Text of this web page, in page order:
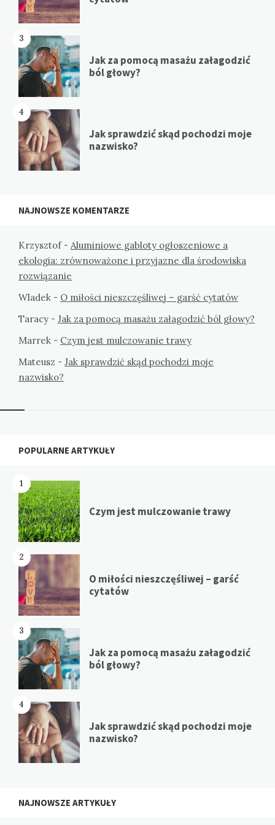
3
Jak za pomocą masażu załagodzić
ból głowy?
4
Jak sprawdzić skąd pochodzi moje
nazwisko?
NAJNOWSZE KOMENTARZE
Krzysztof- Aluminiowe gabloty ogłoszeniowe a
ekologia: zrównoważone i przyjazne dla środowiska
rozwiązanie
Wladek - O miłości nieszczęśliwej – garść cytatów
Taracy - Jak za pomocą masażu załagodzić ból głowy?
Marrek - Czym jest mulczowanie trawy
Mateusz - Jak sprawdzić skąd pochodzi moje
nazwisko?
Widgets
POPULARNE ARTYKUŁY
1
Czym jest mulczowanie trawy
2
O miłości nieszczęśliwej – garść
cytatów
3
Jak za pomocą masażu załagodzić
ból głowy?
4
Jak sprawdzić skąd pochodzi moje
nazwisko?
NAJNOWSZE ARTYKUŁY